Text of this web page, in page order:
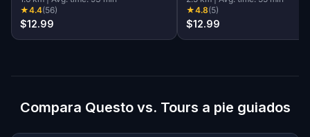
★4.4(56)
$12.99
★4.8(5)
$12.99
Compara Questo vs. Tours a pie guiados